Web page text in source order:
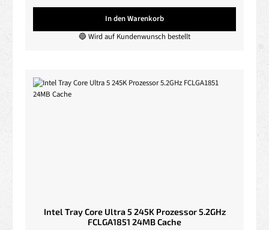
In den Warenkorb
🔵 Wird auf Kundenwunsch bestellt
Intel Tray Core Ultra 5 245K Prozessor 5.2GHz
FCLGA1851 24MB Cache